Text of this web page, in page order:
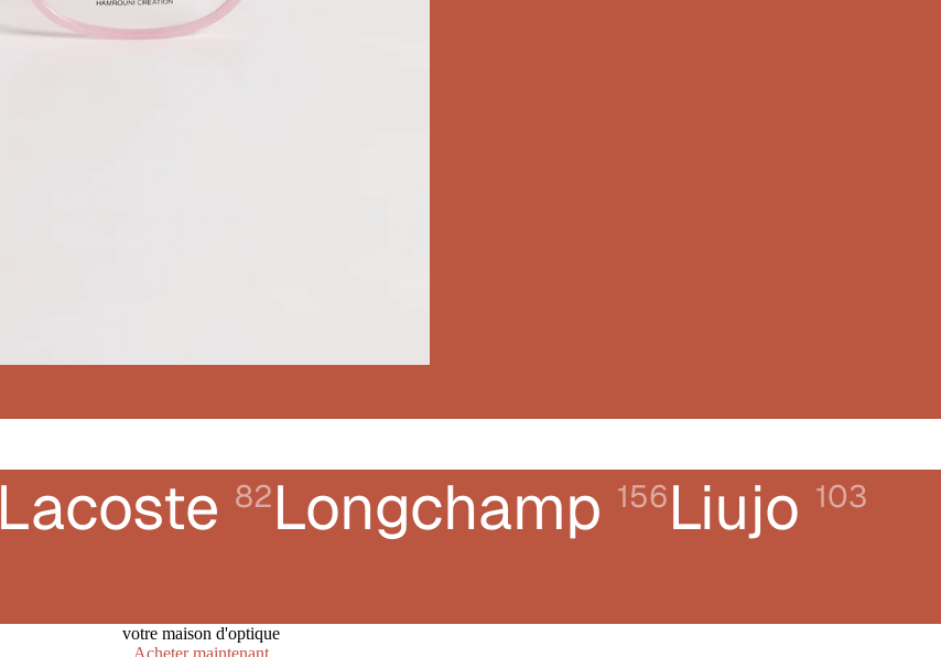
Lacoste 82Longchamp 156Liujo 103
votre maison d'optique
Acheter maintenant